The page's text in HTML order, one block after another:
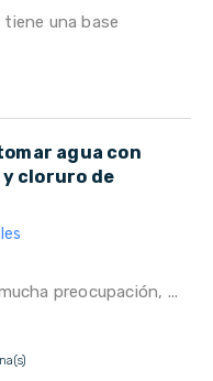
tiene una base
agua con
y cloruro de
preocupación, ...